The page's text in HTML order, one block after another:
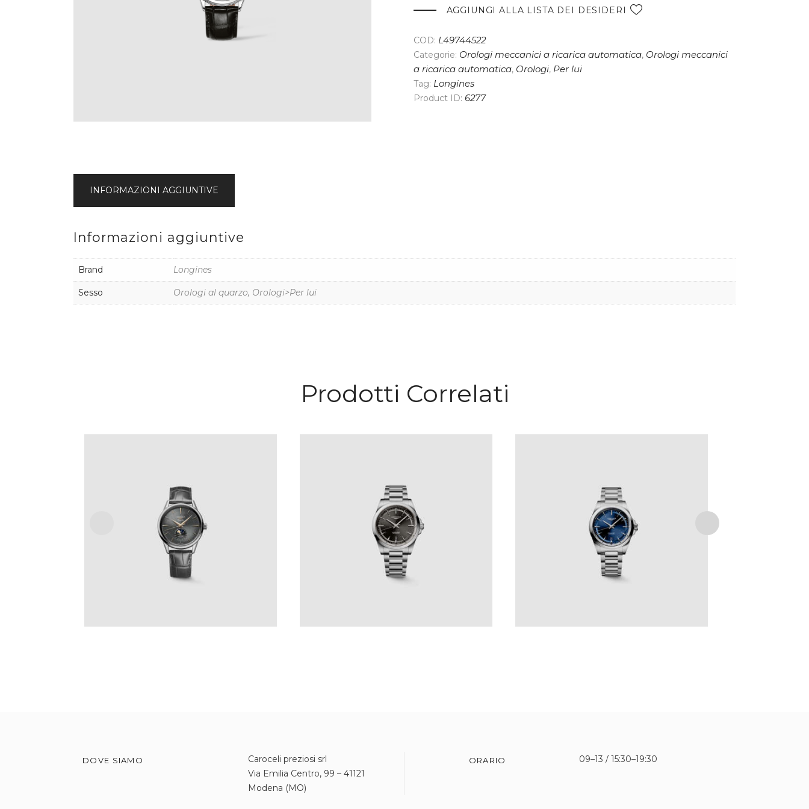
r
t
AGGIUNGI ALLA LISTA DEI DESIDERI
COD: L49744522
Categorie: Orologi meccanici a ricarica automatica, Orologi meccanici
a ricarica automatica, Orologi, Per lui
Tag: Longines
Product ID: 6277
INFORMAZIONI AGGIUNTIVE
Informazioni aggiuntive
Brand Longines
Sesso Orologi al quarzo, Orologi>Per lui
Prodotti Correlati
LONGINES FLAGSHIP HERITAGE
MOONPHASE
3,450.00 IVA Inclusa
LONGINES CONQUEST
2,350. 00 IVA Inclusa
LONGINES CONQUEST
2,350.00 IVA Inclusa
DOVE SIAMO
Caroceli preziosi srl
Via Emilia Centro, 99 – 41121
Modena (MO)
ORARIO 09–13 / 15:30–19:30